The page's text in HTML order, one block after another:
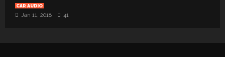
CAR AUDIO
Jan 11, 2018 41